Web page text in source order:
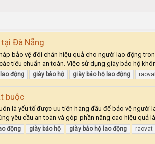
Đà Nẵng
bảo vệ đôi chân hiệu quả cho người lao động
tiêu chuẩn an toàn. Việc sử dụng giày bảo hộ
lao động giày bảo hộ giày bảo hộ lao động
buộc
là yếu tố được ưu tiên hàng đầu để bảo vệ
yêu cầu an toàn và góp phần nâng cao hiệu quả
động giày bảo hộ giày bảo hộ lao động raovat